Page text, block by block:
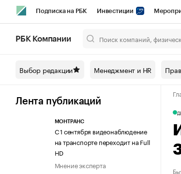
Подписка на РБК Инвестиции
Спецпроекты СПб Конференции СПб
Технологии и медиа Рынок
РБК Компании
Выбор редакции Менеджмент и HR
Лента публикаций
МОНТРАНС
С 1 сентября видеонаблюдение
на транспорте переходит на Full
HD
Мнение эксперта